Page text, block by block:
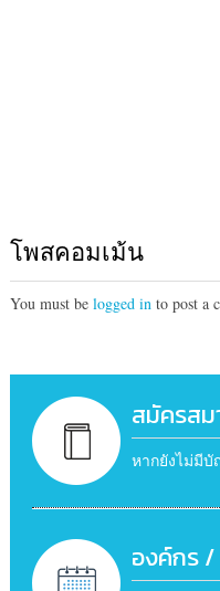
โพสคอมเม้น
You must be logged into post a
สมัครส
หากยังไม่มี
องค์กร